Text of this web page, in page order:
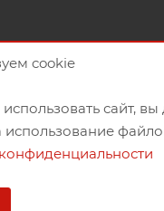
cookie
сайт, вы
использование